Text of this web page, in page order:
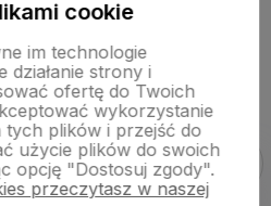
cookie
im technologie
działanie strony i
ofertę do Twoich
wykorzystanie
plików i przejść do
użycie plików do swoich
opcję "Dostosuj zgody".
przeczytasz w naszej